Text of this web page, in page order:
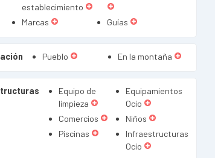
establecimiento
Marcas Guías
Pueblo En la montaña
Equipo de
limpieza
Equipamientos
Ocio
Comercios
Niños
Piscinas
Infraestructuras
Ocio